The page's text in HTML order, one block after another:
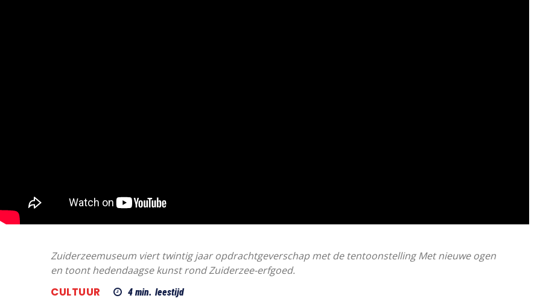
Zuiderzeemuseum viert twintig jaar opdrachtgeverschap met de tentoonstelling Met nieuwe ogen
en toont hedendaagse kunst rond Zuiderzee-erfgoed.
CULTUUR 4min. leestijd